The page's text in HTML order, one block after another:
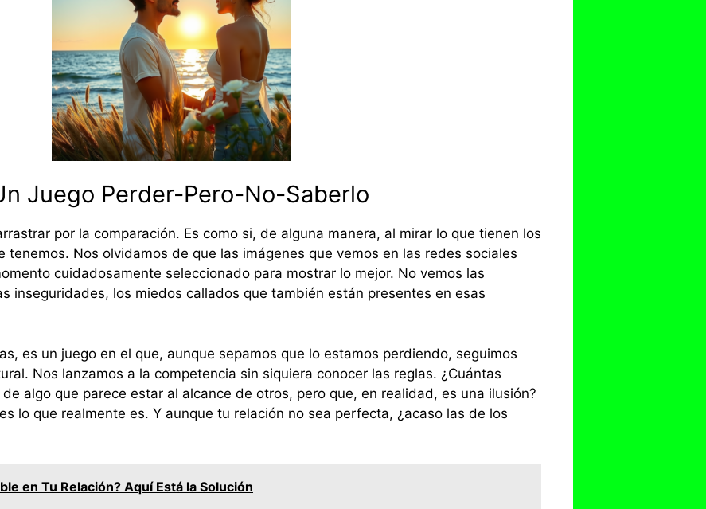
Juego Perder-Pero-No-Saberlo
por la comparación. Es como si, de alguna manera, al mirar lo que tienen los
tenemos. Nos olvidamos de que las imágenes que vemos en las redes sociales
cuidadosamente seleccionado para mostrar lo mejor. No vemos las
inseguridades, los miedos callados que también están presentes en esas
es un juego en el que, aunque sepamos que lo estamos perdiendo, seguimos
Nos lanzamos a la competencia sin siquiera conocer las reglas. ¿Cuántas
algo que parece estar al alcance de otros, pero que, en realidad, es una ilusión?
lo que realmente es. Y aunque tu relación no sea perfecta, ¿acaso las de los
en Tu Relación? Aquí Está la Solución